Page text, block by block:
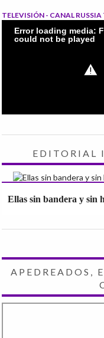
TELEVISIÓN - CANAL
EDITORIAL
Ellas sin bandera y sin
APEDREADOS,